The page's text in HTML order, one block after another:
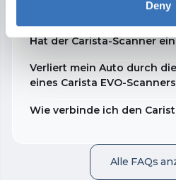
Deny
Fenster und
eingeschränkt sein.
Adaptives Kurvenlicht
Stromquellensteuerung
Fahrzeugdaten geschützt?
Hat der Carista-Scanner
Verliert mein Auto durch
eines Carista EVO-
Wie verbinde ich den
Alle FAQs